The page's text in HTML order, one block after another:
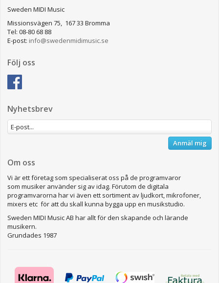
Sweden MIDI Music
Missionsvägen 75, 167 33 Bromma
Tel: 08-80 68 88
E-post: info@swedenmidimusic.se
Följ oss
Nyhetsbrev
Anmäl mig
Om oss
Vi är ett företag som specialiserat oss på de programvaror
som musiker använder sig av idag. Förutom de digitala
programvarorna har vi även ett sortiment av ljudkort, mikrofoner,
mixers etc för att du skall kunna bygga upp en musikstudio.
Sweden MIDI Music AB har allt för den skapande och lärande
musikern.
Grundades 1987